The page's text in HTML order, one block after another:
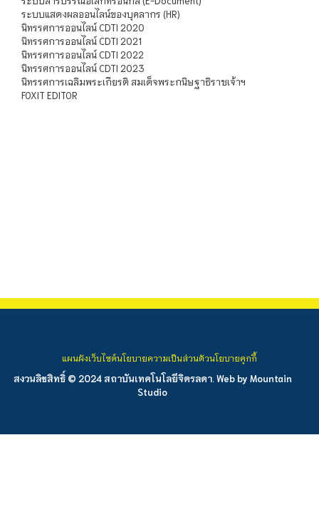
ระบบแสดงผลออนไลน์ของบุคลากร (HR)
นิทรรศการออนไลน์ CDTI 2020
นิทรรศการออนไลน์ CDTI 2021
นิทรรศการออนไลน์ CDTI 2022
นิทรรศการออนไลน์ CDTI 2023
นิทรรศการเฉลิมพระเกียรติ สมเด็จพระกนิษฐาธิราชเจ้าฯ
FOXIT EDITOR
สงวนลิขสิทธิ์ © 2024 สถาบันเทคโนโลยีจิตรลดา. Web by Mountain
Studio
แผนผังเว็บไซต์นโยบายความเป็นส่วนตัวนโยบายคุกกี้